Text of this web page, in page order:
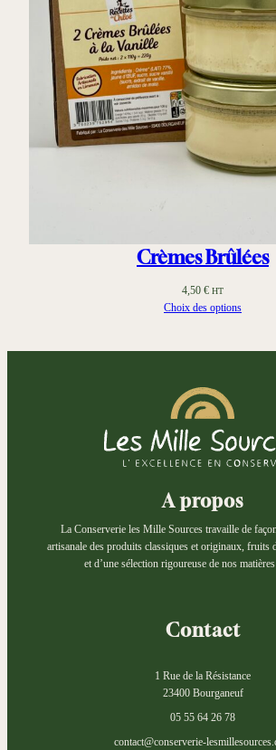
Crèmes Brûlées
4,50 € HT
Choix des options
A propos
La Conserverie les Mille Sources travaille de
artisanale des produits classiques et originaux, fruits
et d’une sélection rigoureuse de nos
Contact
1 Rue de la Résistance
23400 Bourganeuf
05 55 64 26 78
contact@conserverie-